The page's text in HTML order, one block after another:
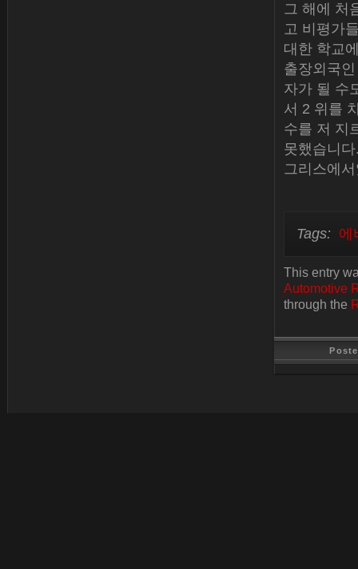
그 해에 처
고 비평가
대한 학교
출장외국
자가 될 수
서 2 위를
수를 저 지
못했습니
그리스에
Tags: 에
This entry
Automotive
through the